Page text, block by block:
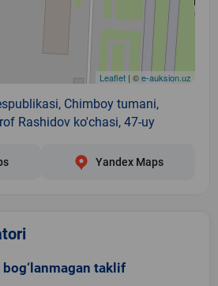
Leaflet | ©e-auksion.uz
Chimboy tumani,
Rashidov ko'chasi, 47-uy
Yandex Maps
taklif